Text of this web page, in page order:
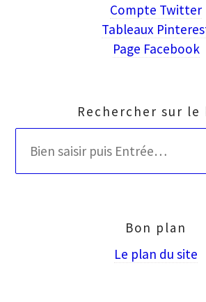
Compte Twitter
Tableaux
Page Facebook
Rechercher sur le
Bon plan
Le plan du site